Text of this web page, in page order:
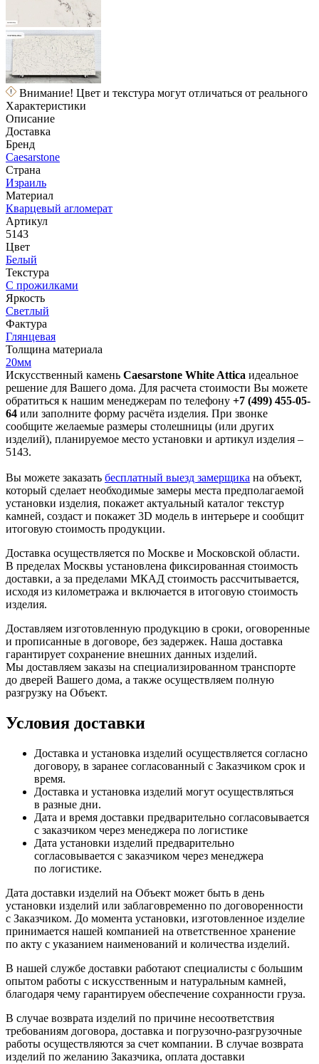
Внимание! Цвет и текстура могут отличаться от реального
Характеристики
Описание
Доставка
Бренд
Caesarstone
Страна
Израиль
Материал
Кварцевый агломерат
Артикул
5143
Цвет
Белый
Текстура
С прожилками
Яркость
Светлый
Фактура
Глянцевая
Толщина материала
20мм
Искусственный камень Caesarstone White Attica идеальное
решение для Вашего дома. Для расчета стоимости Вы можете
обратиться к нашим менеджерам по телефону +7 (499) 455-05-
64 или заполните форму расчёта изделия. При звонке
сообщите желаемые размеры столешницы (или других
изделий), планируемое место установки и артикул изделия –
5143.
Вы можете заказать бесплатный выезд замерщика на объект,
который сделает необходимые замеры места предполагаемой
установки изделия, покажет актуальный каталог текстур
камней, создаст и покажет 3D модель в интерьере и сообщит
итоговую стоимость продукции.
Доставка осуществляется по Москве и Московской области.
В пределах Москвы установлена фиксированная стоимость
доставки, а за пределами МКАД стоимость рассчитывается,
исходя из километража и включается в итоговую стоимость
изделия.
Доставляем изготовленную продукцию в сроки, оговоренные
и прописанные в договоре, без задержек. Наша доставка
гарантирует сохранение внешних данных изделий.
Мы доставляем заказы на специализированном транспорте
до дверей Вашего дома, а также осуществляем полную
разгрузку на Объект.
Условия доставки
Доставка и установка изделий осуществляется согласно
договору, в заранее согласованный с Заказчиком срок и
время.
Доставка и установка изделий могут осуществляться
в разные дни.
Дата и время доставки предварительно согласовывается
с заказчиком через менеджера по логистике
Дата установки изделий предварительно
согласовывается с заказчиком через менеджера
по логистике.
Дата доставки изделий на Объект может быть в день
установки изделий или заблаговременно по договоренности
с Заказчиком. До момента установки, изготовленное изделие
принимается нашей компанией на ответственное хранение
по акту с указанием наименований и количества изделий.
В нашей службе доставки работают специалисты с большим
опытом работы с искусственным и натуральным камней,
благодаря чему гарантируем обеспечение сохранности груза.
В случае возврата изделий по причине несоответствия
требованиям договора, доставка и погрузочно-разгрузочные
работы осуществляются за счет компании. В случае возврата
изделий по желанию Заказчика, оплата доставки